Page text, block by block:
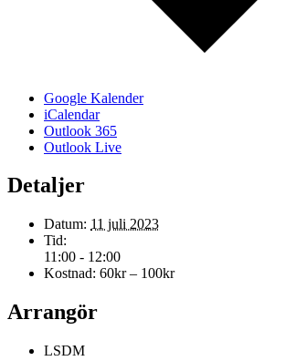
Google Kalender
iCalendar
Outlook 365
Outlook Live
Detaljer
Datum: 11 juli 2023
Tid:
11:00 - 12:00
Kostnad: 60kr – 100kr
Arrangör
LSDM